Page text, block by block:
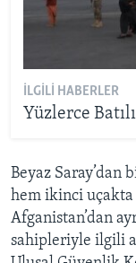
İLGILI HABERLER
Yüzlerce
Beyaz Saray’dan
hem ikinci
Afganistan’dan
sahipleriyle ilgili